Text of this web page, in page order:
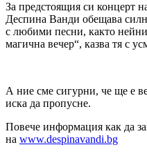
За предстоящия си концерт
Деспина Ванди обещава
с любими песни, както
магична вечер“, казва тя с
А ние сме сигурни, че ще е
иска да пропусне.
Повече информация как да
на www.despinavandi.bg